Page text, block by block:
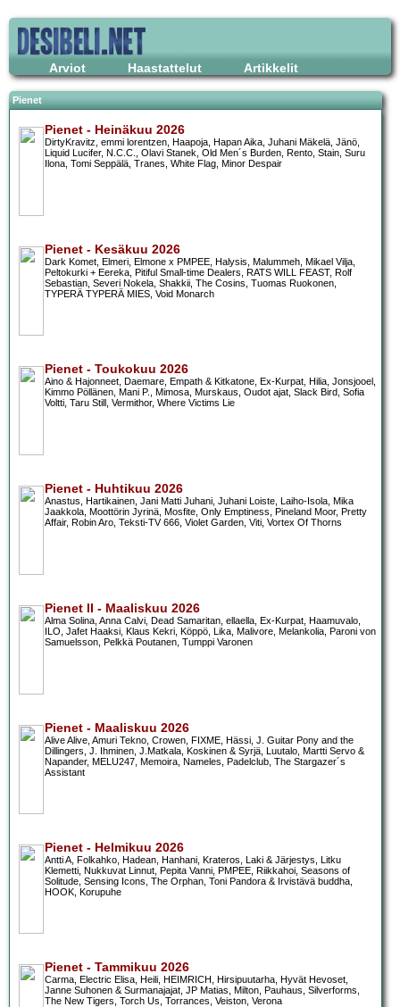
Arviot Haastattelut Artikkelit
Pienet
Pienet - Heinäkuu 2026
DirtyKravitz, emmi lorentzen, Haapoja, Hapan Aika, Juhani Mäkelä, Jänö,
Liquid Lucifer, N.C.C., Olavi Stanek, Old Men´s Burden, Rento, Stain, Suru
Ilona, Tomi Seppälä, Tranes, White Flag, Minor Despair
Pienet - Kesäkuu 2026
Dark Komet, Elmeri, Elmone x PMPEE, Halysis, Malummeh, Mikael Vilja,
Peltokurki + Eereka, Pitiful Small-time Dealers, RATS WILL FEAST, Rolf
Sebastian, Severi Nokela, Shakkii, The Cosins, Tuomas Ruokonen,
TYPERÄ TYPERÄ MIES, Void Monarch
Pienet - Toukokuu 2026
Aino & Hajonneet, Daemare, Empath & Kitkatone, Ex-Kurpat, Hilia, Jonsjooel,
Kimmo Pöllänen, Mani P., Mimosa, Murskaus, Oudot ajat, Slack Bird, Sofia
Voltti, Taru Still, Vermithor, Where Victims Lie
Pienet - Huhtikuu 2026
Anastus, Hartikainen, Jani Matti Juhani, Juhani Loiste, Laiho-Isola, Mika
Jaakkola, Moottörin Jyrinä, Mosfite, Only Emptiness, Pineland Moor, Pretty
Affair, Robin Aro, Teksti-TV 666, Violet Garden, Viti, Vortex Of Thorns
Pienet II - Maaliskuu 2026
Alma Solina, Anna Calvi, Dead Samaritan, ellaella, Ex-Kurpat, Haamuvalo,
ILO, Jafet Haaksi, Klaus Kekri, Köppö, Lika, Malivore, Melankolia, Paroni von
Samuelsson, Pelkkä Poutanen, Tumppi Varonen
Pienet - Maaliskuu 2026
Alive Alive, Amuri Tekno, Crowen, FIXME, Hässi, J. Guitar Pony and the
Dillingers, J. Ihminen, J.Matkala, Koskinen & Syrjä, Luutalo, Martti Servo &
Napander, MELU247, Memoira, Nameles, Padelclub, The Stargazer´s
Assistant
Pienet - Helmikuu 2026
Antti A, Folkahko, Hadean, Hanhani, Krateros, Laki & Järjestys, Litku
Klemetti, Nukkuvat Linnut, Pepita Vanni, PMPEE, Riikkahoi, Seasons of
Solitude, Sensing Icons, The Orphan, Toni Pandora & Irvistävä buddha,
HOOK, Korupuhe
Pienet - Tammikuu 2026
Carma, Electric Elisa, Heili, HEIMRICH, Hirsipuutarha, Hyvät Hevoset,
Janne Suhonen & Surmanajajat, JP Matias, Milton, Pauhaus, Silverforms,
The New Tigers, Torch Us, Torrances, Veiston, Verona